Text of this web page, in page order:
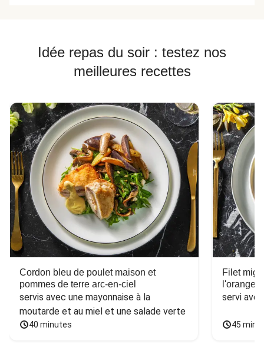
Idée repas du soir : testez nos
meilleures recettes
Cordon bleu de poulet maison et
pommes de terre arc-en-ciel
servis avec une mayonnaise à la
moutarde et au miel et une salade verte
40 minutes
Filet
l'orange
servi
45